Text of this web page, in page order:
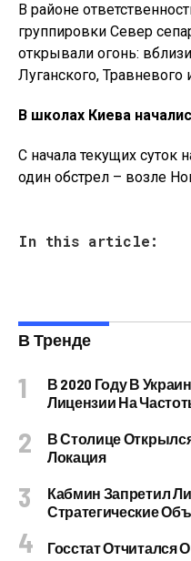
В районе
группировки Север
открывали огонь:
Луганского, Травневого
В школах Киева
С начала текущих суток
один обстрел – возле
In this article:
В Тренде
В 2020 Году В
Лицензии На
В Столице Открылся
Локация
Кабмин Запретил
Стратегические
Госстат Отчитался